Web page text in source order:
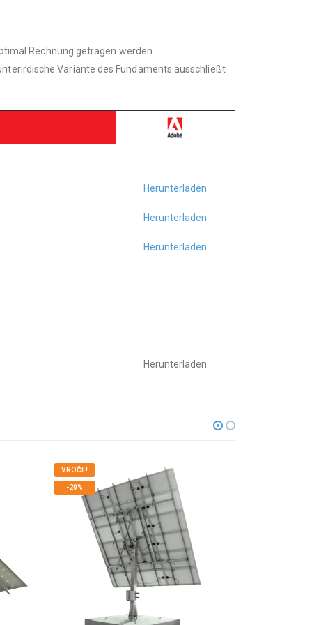
Rechnung getragen werden.
Variante des Fundaments ausschließt
Herunterladen
Herunterladen
Herunterladen
Herunterladen
VROČE!
-20%